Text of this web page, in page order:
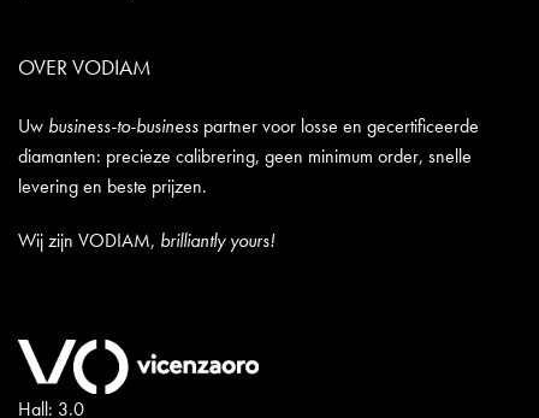
OVER VODIAM
Uw business-to-business partner voor losse en gecertificeerde
diamanten: precieze calibrering, geen minimum order, snelle
levering en beste prijzen.
Wij zijn VODIAM, brilliantly yours!
Hall: 3.0